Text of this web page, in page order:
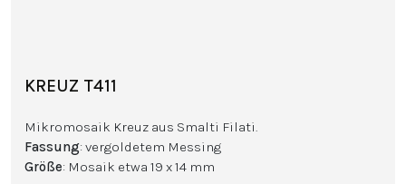
KREUZ T411
Mikromosaik Kreuz aus Smalti Filati.
Fassung: vergoldetem Messing
Größe: Mosaik etwa 19 x 14 mm